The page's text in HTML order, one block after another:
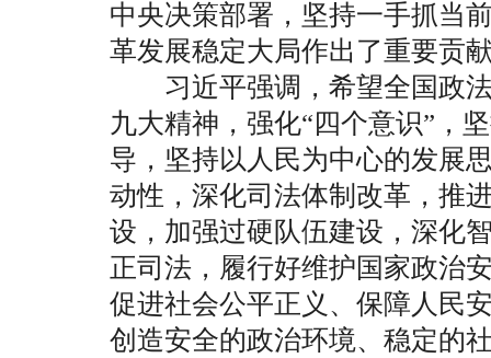
中央决策部署，坚持一手抓当
革发展稳定大局作出了重要贡
习近平强调，希望全国政法
九大精神，强化“四个意识”，
导，坚持以人民为中心的发展
动性，深化司法体制改革，推
设，加强过硬队伍建设，深化
正司法，履行好维护国家政治
促进社会公平正义、保障人民
创造安全的政治环境、稳定的